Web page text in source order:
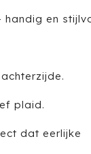
handig en
plaid.
dat eerlijke